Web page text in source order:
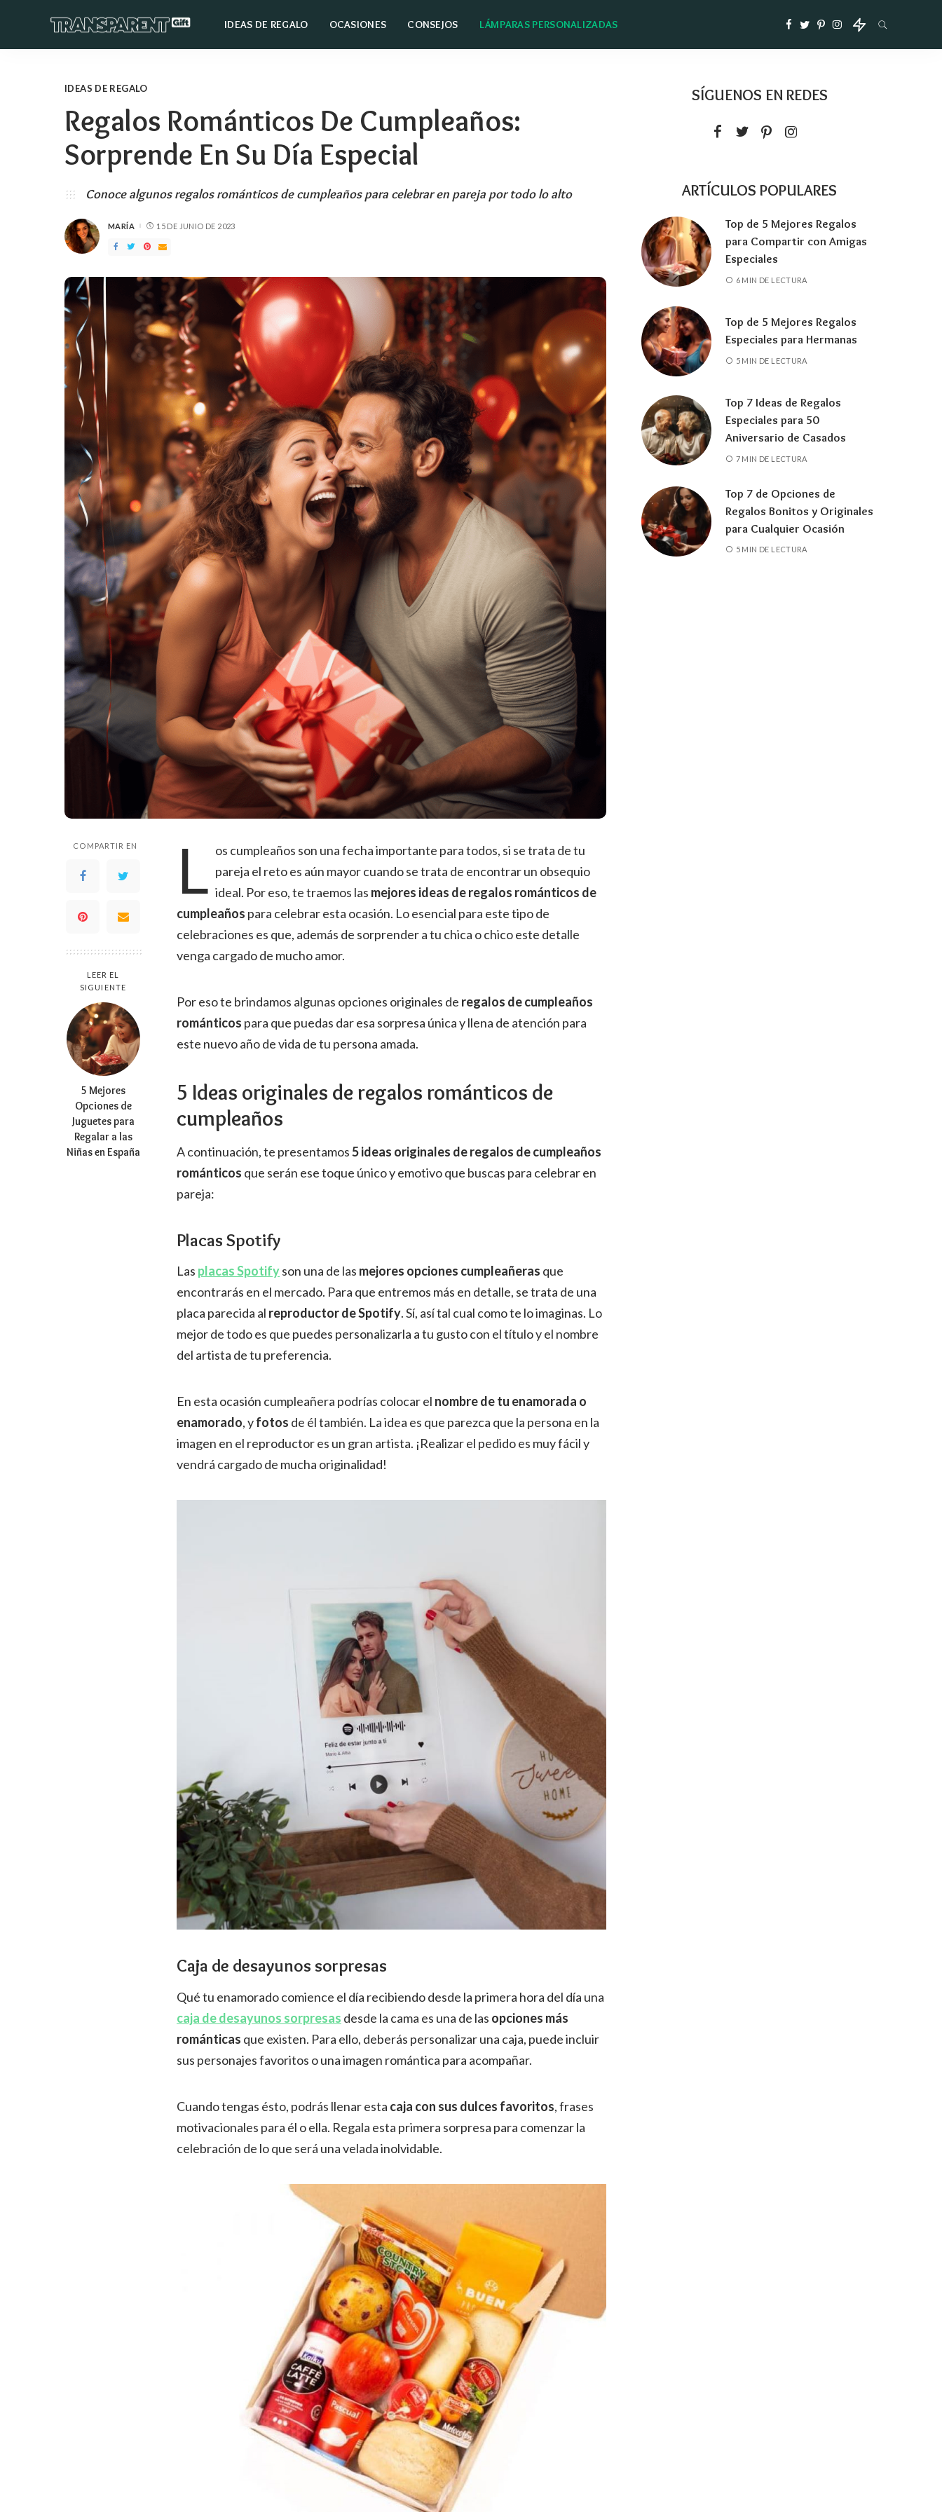
IDEAS DE REGALO OCASIONES CONSEJOS LÁMPARAS PERSONALIZADAS
IDEAS DE REGALO
Regalos Románticos De Cumpleaños:
Sorprende En Su Día Especial
Conoce algunos regalos románticos de cumpleaños para celebrar en pareja por todo lo alto
PUBLICADO
MARÍA 15 DE JUNIO DE 2023
COMPARTIR EN
LEER EL
SIGUIENTE
5 Mejores
Opciones de
Juguetes para
Regalar a las
Niñas en España
L os cumpleaños son una fecha importante para todos, si se trata de tu
pareja el reto es aún mayor cuando se trata de encontrar un obsequio
ideal. Por eso, te traemos las mejores ideas de regalos románticos de
cumpleaños para celebrar esta ocasión. Lo esencial para este tipo de
celebraciones es que, además de sorprender a tu chica o chico este detalle
venga cargado de mucho amor.
Por eso te brindamos algunas opciones originales de regalos de cumpleaños
románticos para que puedas dar esa sorpresa única y llena de atención para
este nuevo año de vida de tu persona amada.
5 Ideas originales de regalos románticos de
cumpleaños
A continuación, te presentamos5ideas originales de regalos de cumpleaños
románticos que serán ese toque único y emotivo que buscas para celebrar en
pareja:
Placas Spotify
Las placas Spotifyson una de las mejores opciones cumpleañeras que
encontrarás en el mercado. Para que entremos más en detalle, se trata de una
placa parecida al reproductor de Spotify.Sí, así tal cual como te lo imaginas. Lo
mejor de todo es que puedes personalizarla a tu gusto con el título y el nombre
del artista de tu preferencia.
En esta ocasión cumpleañera podrías colocar el nombre de tu enamorada o
enamorado, yfotos de él también. La idea es que parezca que la persona en la
imagen en el reproductor es un gran artista. ¡Realizar el pedido es muy fácil y
vendrá cargado de mucha originalidad!
Caja de desayunos sorpresas
Qué tu enamorado comience el día recibiendo desde la primera hora del día una
caja de desayunos sorpresas desde la cama es una de las opciones más
románticas que existen. Para ello, deberás personalizar una caja, puede incluir
sus personajes favoritos o una imagen romántica para acompañar.
Cuando tengas ésto, podrás llenar esta caja con sus dulces favoritos, frases
motivacionales para él o ella. Regala esta primera sorpresa para comenzar la
celebración de lo que será una velada inolvidable.
SÍGUENOS EN REDES
ARTÍCULOS POPULARES
Top de 5 Mejores Regalos
para Compartir con Amigas
Especiales
6 MIN DE LECTURA
Top de 5 Mejores Regalos
Especiales para Hermanas
5 MIN DE LECTURA
Top 7 Ideas de Regalos
Especiales para 50
Aniversario de Casados
7 MIN DE LECTURA
Top 7 de Opciones de
Regalos Bonitos y Originales
para Cualquier Ocasión
5 MIN DE LECTURA